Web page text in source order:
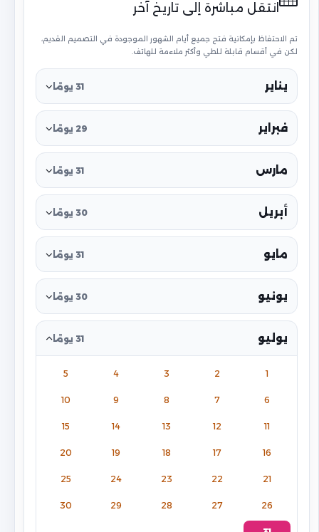
انتقل مباشرة إلى تاريخ آخر
تم الاحتفاظ بإمكانية فتح جميع أيام الشهور الموجودة في التصميم القديم،
لكن في أقسام قابلة للطي وأكثر ملاءمة للهاتف.
يناير 31 يومًا
فبراير 29 يومًا
مارس 31 يومًا
أبريل 30 يومًا
مايو 31 يومًا
يونيو 30 يومًا
يوليو 31 يومًا
1
2
3
4
5
6
7
8
9
10
11
12
13
14
15
16
17
18
19
20
21
22
23
24
25
26
27
28
29
30